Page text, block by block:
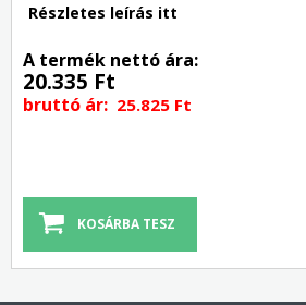
Részletes leírás itt
A termék nettó ára:
20.335 Ft
bruttó ár: 25.825 Ft